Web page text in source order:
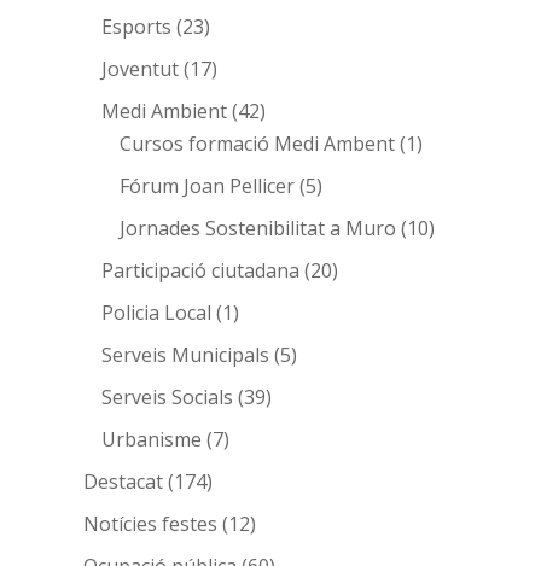
Esports (23)
Joventut(17)
Medi Ambient(42)
Cursos formació Medi Ambent(1)
Fórum Joan Pellicer(5)
Jornades Sostenibilitat a Muro (10)
Participació ciutadana (20)
Policia Local (1)
Serveis Municipals (5)
Serveis Socials (39)
Urbanisme (7)
Destacat(174)
Notícies festes (12)